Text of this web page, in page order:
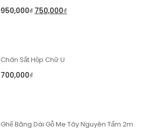
950,000₫ 750,000₫
Chân Sắt Hộp Chữ U
700,000₫
Ghế Băng Dài Gỗ Me Tây Nguyên Tấm 2m